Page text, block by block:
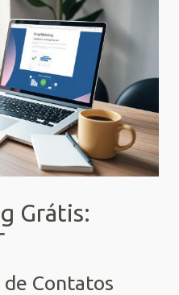
Grátis:
Contatos